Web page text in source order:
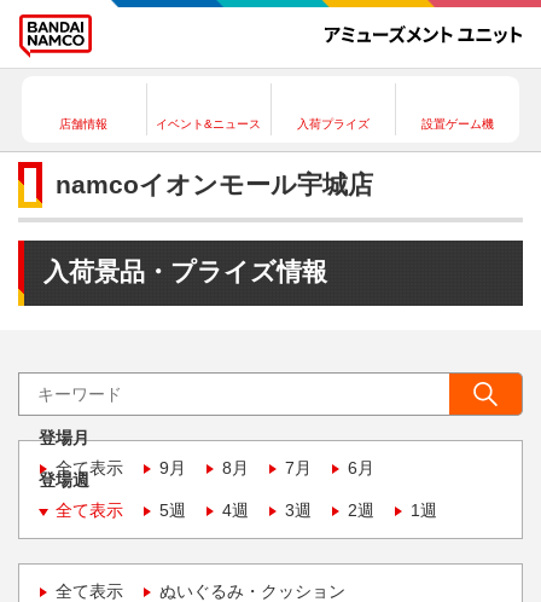
店舗情報 イベント&ニュース 入荷プライズ 設置ゲーム機
namcoイオンモール宇城店
入荷景品・プライズ情報
登場月
全て表示
9月 8月 7月 6月
登場週
全て表示
5週 4週 3週 2週 1週
全て表示 ぬいぐるみ・クッション